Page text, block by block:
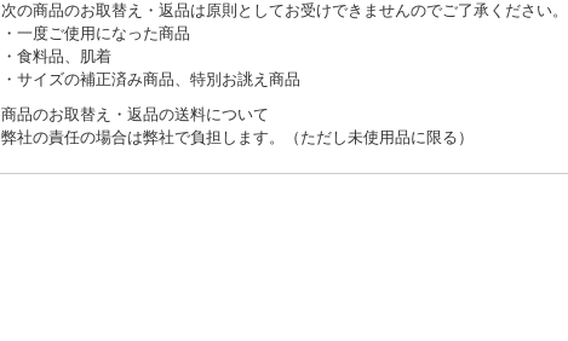
次の商品のお取替え・返品は原則としてお受けできませんのでご了承ください。
一度ご使用になった商品
食料品、肌着
サイズの補正済み商品、特別お誂え商品
商品のお取替え・返品の送料について
弊社の責任の場合は弊社で負担します。（ただし未使用品に限る）